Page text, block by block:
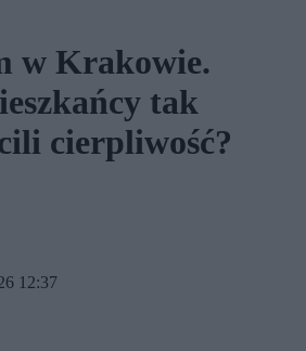
w Krakowie.
tak
cierpliwość?
12:37